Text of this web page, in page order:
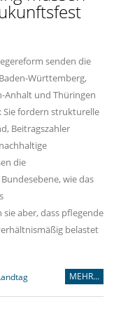
senden die
Württemberg,
Anhalt und Thüringen
Sie fordern strukturelle
Beitragszahler
die
wie das
aber, dass pflegende
belastet
MEHR...